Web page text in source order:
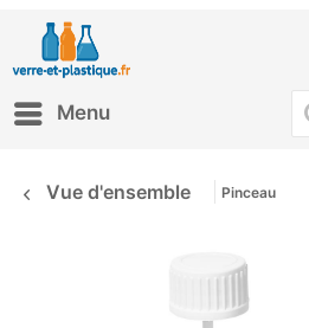
Menu
Vue d'ensemble Pinceau